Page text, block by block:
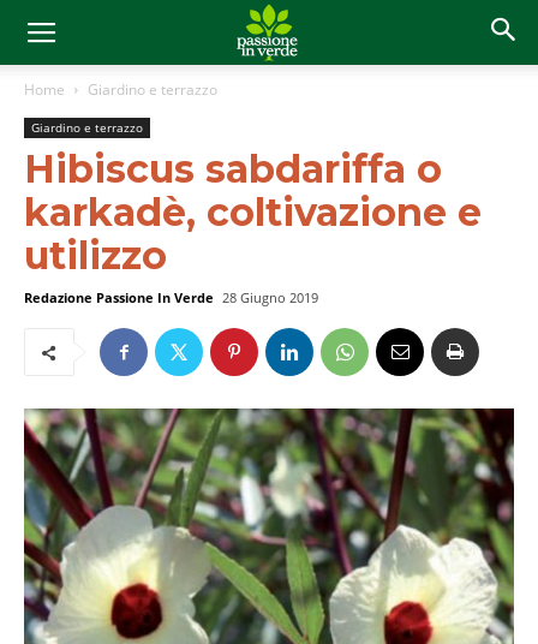
Home Giardino e terrazzo
Giardino e terrazzo
Hibiscus sabdariffa o
karkadè, coltivazione e
utilizzo
Redazione Passione In Verde 28 Giugno 2019